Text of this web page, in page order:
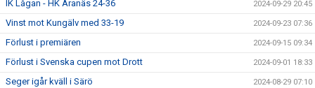
IK Lågan - HK Aranäs 24-36 2024-09-29 20:45
Vinst mot Kungälv med 33-19 2024-09-23 07:36
Förlust i premiären 2024-09-15 09:34
Förlust i Svenska cupen mot Drott 2024-09-01 18:33
Seger igår kväll i Särö 2024-08-29 07:10